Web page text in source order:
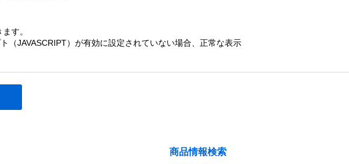
す。
（JAVASCRIPT）が有効に設定されていない場合、正常な表示
商品情報検索